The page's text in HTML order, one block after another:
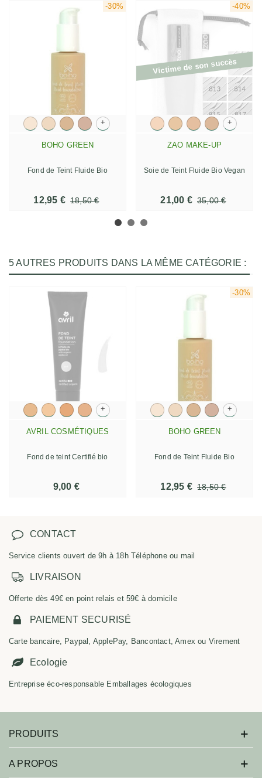
-30%
+
BOHO GREEN
Fond de Teint Fluide Bio
12,95 € 18,50 €
-40%
Victime de son succès
+
ZAO MAKE-UP
Soie de Teint Fluide Bio Vegan
21,00 € 35,00 €
5 AUTRES PRODUITS DANS LA MÊME CATÉGORIE :
+
AVRIL COSMÉTIQUES
Fond de teint Certifié bio
9,00 €
-30%
+
BOHO GREEN
Fond de Teint Fluide Bio
12,95 € 18,50 €
CONTACT
Service clients ouvert de 9h à 18h Téléphone ou mail
LIVRAISON
Offerte dès 49€ en point relais et 59€ à domicile
PAIEMENT SECURISÉ
Carte bancaire, Paypal, ApplePay, Bancontact, Amex ou Virement
Ecologie
Entreprise éco-responsable Emballages écologiques
PRODUITS
A PROPOS